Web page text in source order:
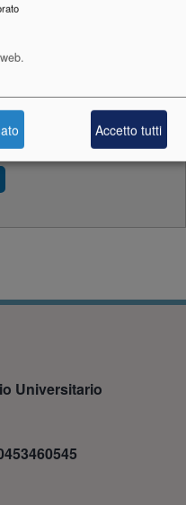
Universitario
Accetto tutti